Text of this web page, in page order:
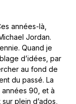
années-là,
Jordan.
Quand je
d’idées, par
au fond de
du passé. La
90, et à
plein d’ados,